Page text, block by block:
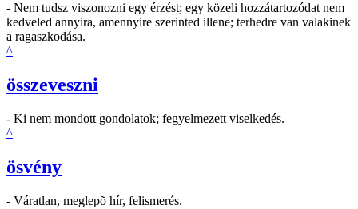
- Nem tudsz viszonozni egy érzést; egy közeli hozzátartozódat nem
kedveled annyira, amennyire szerinted illene; terhedre van valakinek
a ragaszkodása.
^
összeveszni
- Ki nem mondott gondolatok; fegyelmezett viselkedés.
^
ösvény
- Váratlan, meglepõ hír, felismerés.